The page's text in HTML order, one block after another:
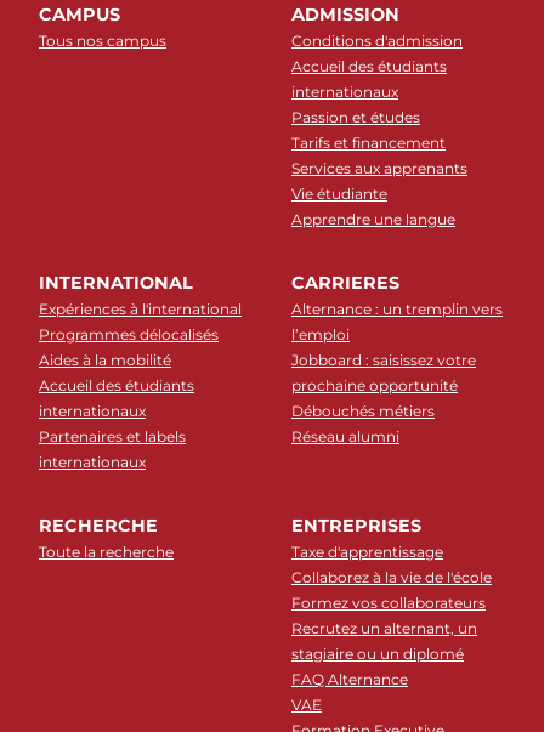
CAMPUS
Tous nos campus
ADMISSION
Conditions d'admission
Accueil des étudiants
internationaux
Passion et études
Tarifs et financement
Services aux apprenants
Vie étudiante
Apprendre une langue
INTERNATIONAL
Expériences à l'international
Programmes délocalisés
Aides à la mobilité
Accueil des étudiants
internationaux
Partenaires et labels
internationaux
CARRIERES
Alternance : un tremplin vers
l’emploi
Jobboard : saisissez votre
prochaine opportunité
Débouchés métiers
Réseau alumni
RECHERCHE
Toute la recherche
ENTREPRISES
Taxe d'apprentissage
Collaborez à la vie de l'école
Formez vos collaborateurs
Recrutez un alternant, un
stagiaire ou un diplomé
FAQ Alternance
VAE